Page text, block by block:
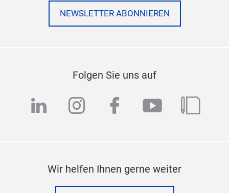
NEWSLETTER ABONNIEREN
Folgen Sie uns auf
linkedininstagram
facebook
youtube
blog
Wir helfen Ihnen gerne weiter